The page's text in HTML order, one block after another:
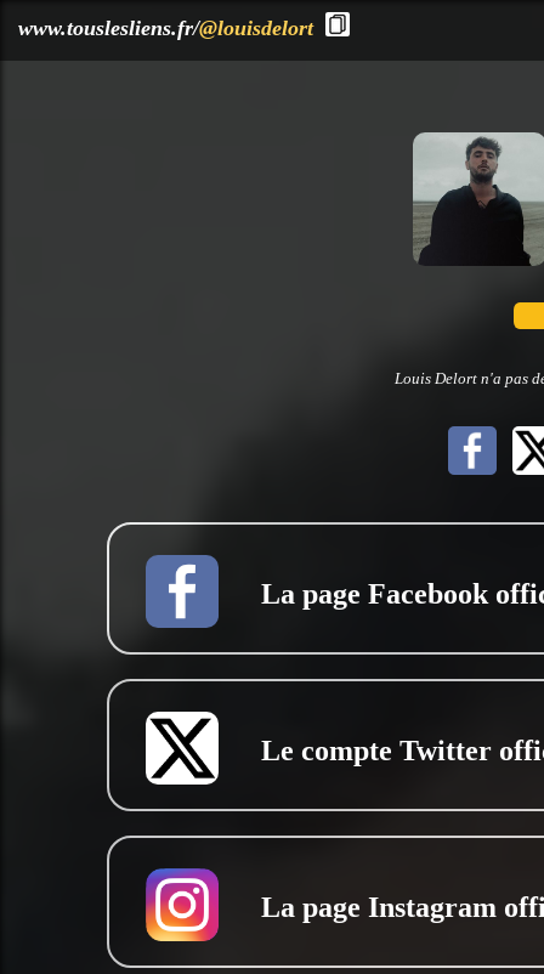
www.touslesliens.fr/@louisdelort
Louis Delort n'a pas
La page Facebook
Le compte Twitter
La page Instagram